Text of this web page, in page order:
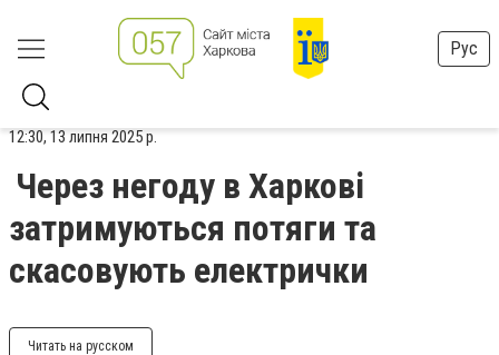
Рус
12:30, 13 липня 2025 р.
Через негоду в Харкові
затримуються потяги та
скасовують електрички
Читать на русском